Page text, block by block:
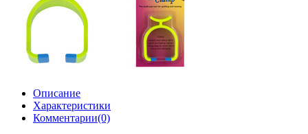
Описание
Характеристики
Комментарии(0)